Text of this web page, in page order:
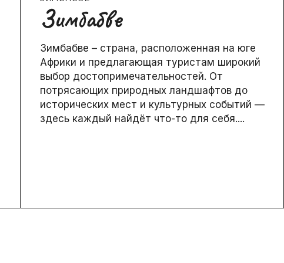
Зимбабве
Зимбабве – страна, расположенная на юге
Африки и предлагающая туристам широкий
выбор достопримечательностей. От
потрясающих природных ландшафтов до
исторических мест и культурных событий —
здесь каждый найдёт что-то для себя....